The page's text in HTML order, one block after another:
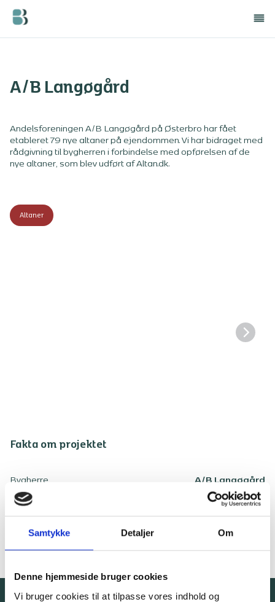
Samtykke Detaljer Om
Denne hjemmeside bruger cookies
Vi bruger cookies til at tilpasse vores indhold og
A/B Langøgård
Andelsforeningen A/B Langøgård på Østerbro har fået
etableret 79 nye altaner på ejendommen. Vi har bidraget med
rådgivning til bygherren i forbindelse med opførelsen af de
nye altaner, som blev udført af Altan.dk.
Altaner
Fakta om projektet
Bygherre A/B Langøgård
Rolle Bygherrerådgiver
Aflevering